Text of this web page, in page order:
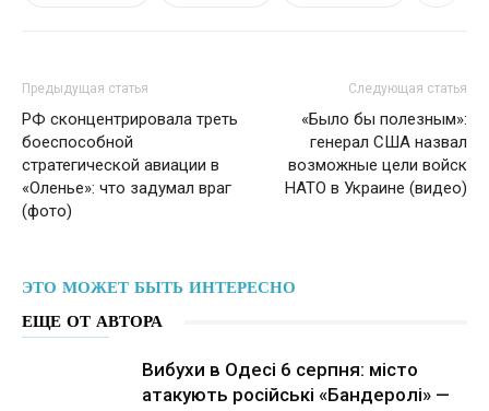
Предыдущая статья
РФ сконцентрировала треть
боеспособной
стратегической авиации в
«Оленье»: что задумал враг
(фото)
Следующая статья
«Было бы полезным»:
генерал США назвал
возможные цели войск
НАТО в Украине (видео)
ЭТО МОЖЕТ БЫТЬ ИНТЕРЕСНО
ЕЩЕ ОТ АВТОРА
Вибухи в Одесі 6 серпня: місто
атакують російські «Бандеролі» —